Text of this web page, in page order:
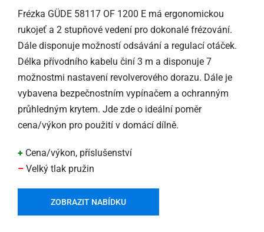
Frézka GÜDE 58117 OF 1200 E má ergonomickou
rukojeť a 2 stupňové vedení pro dokonalé frézování.
Dále disponuje možností odsávání a regulací otáček.
Délka přívodního kabelu činí 3 m a disponuje 7
možnostmi nastavení revolverového dorazu. Dále je
vybavena bezpečnostním vypínačem a ochranným
průhledným krytem. Jde zde o ideální poměr
cena/výkon pro použití v domácí dílně.
+ Cena/výkon, příslušenství
– Velký tlak pružin
ZOBRAZIT NABÍDKU